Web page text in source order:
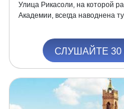
Улица Рикасоли, на которой
Академии, всегда наводнена
СЛУШАЙТЕ